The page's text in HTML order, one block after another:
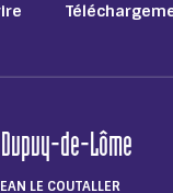
de-Lôme
LE COUTALLER